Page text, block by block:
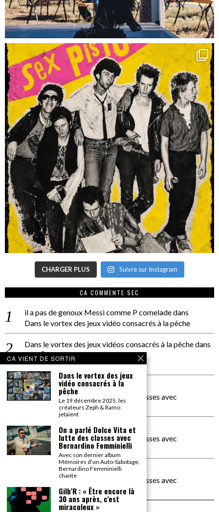
CHARGER PLUS Suivre sur Instagram
CA COMMENTE SEC
il a pas de genoux Messi comme P comeladedans
Dans le vortex des jeux vidéo consacrés à la pêche
Dans le vortex des jeux vidéos consacrés à la pêchedans
PACÔME THIELLEMENT
La séance d’Hip Gnose
La Patrie
dans
On a parlé Dolce Vita et lutte des classes avec
Bernardino Femminielli
carte noire negra à l'o tiededans
On a parlé Dolce Vita et lutte des classes avec
Bernardino Femminielli
moise et son mascarédans
On a parlé Dolce Vita et lutte des classes avec
Bernardino Femminielli
CA VIENT DE SORTIR
Dans le vortex des jeux
vidéo consacrés à la
pêche
Le 19 décembre 2025, les
créateurs Zeph & Ramo
jetaient
On a parlé Dolce Vita et
lutte des classes avec
Bernardino Femminielli
Avec son dernier album
Mémoires d’un Auto-Sabotage,
Bernardino Femminielli
chante
Gilb’R : « Être encore là
30 ans après, c’est
miraculeux »